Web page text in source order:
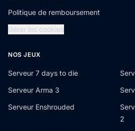
Politique de remboursement
Gérer les cookies
NOS JEUX
Serveur 7 days to die
Serveur Arma 3
Serveur Enshrouded
2